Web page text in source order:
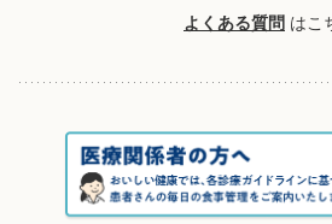
よくある質問 はこ